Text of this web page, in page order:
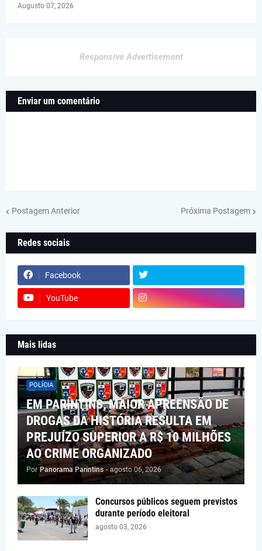
Augusto 07, 2026
Responsive Advertisement
Enviar um comentário
Postagem Anterior Próxima Postagem
Redes sociais
Facebook
YouTube
Mais lidas
POLÍCIA
EM PARINTINS, MAIOR APREENSÃO DE
DROGAS DA HISTÓRIA RESULTA EM
PREJUÍZO SUPERIOR A R$ 10 MILHÕES
AO CRIME ORGANIZADO
Por Panorama Parintins - agosto 06, 2026
Concursos públicos seguem previstos
durante período eleitoral
agosto 03, 2026